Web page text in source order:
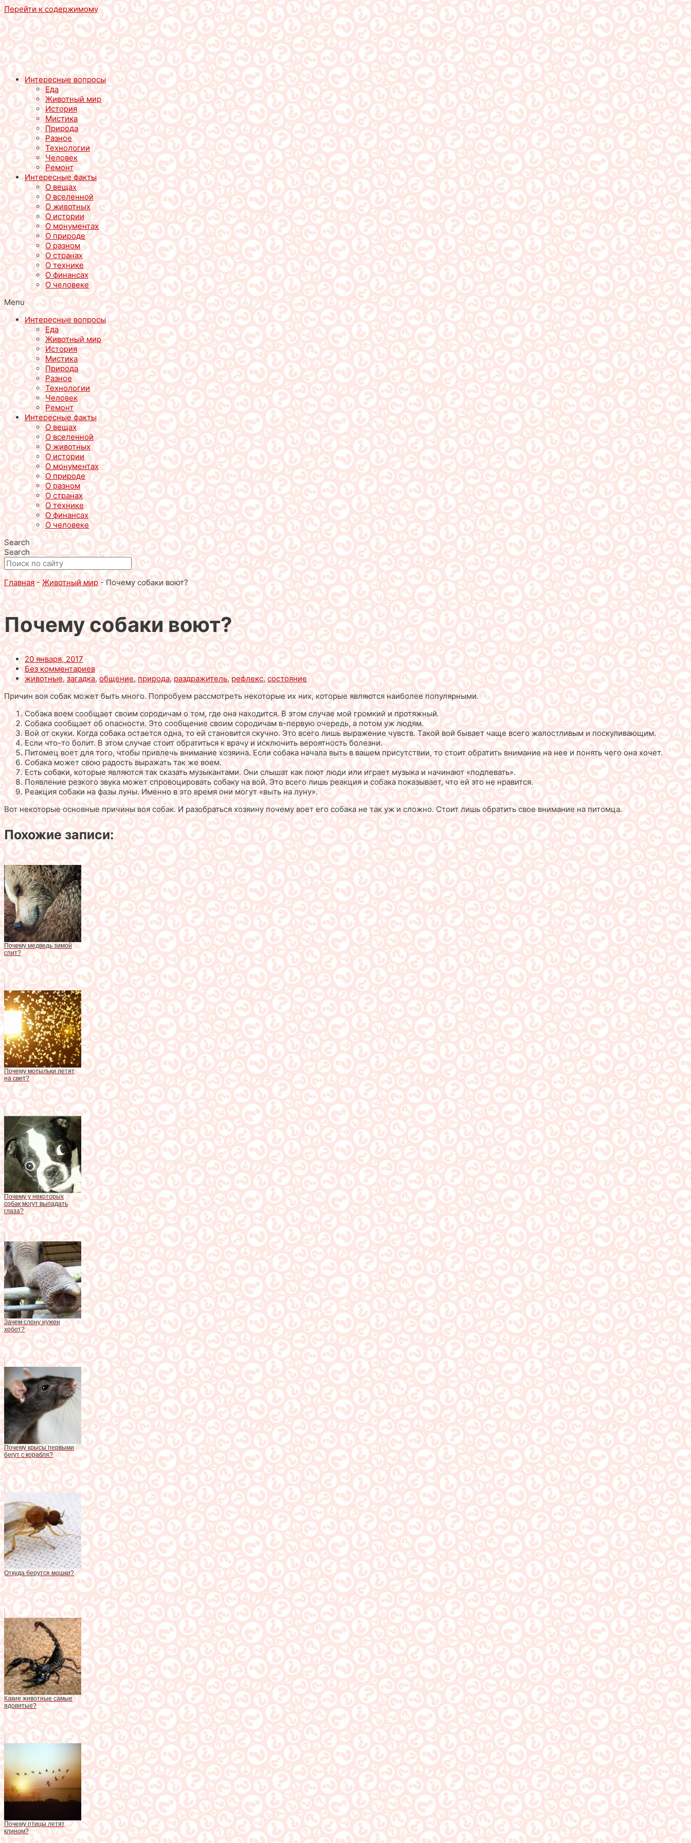
Перейти к содержимому
Интересные вопросы
Еда
Животный мир
История
Мистика
Природа
Разное
Технологии
Человек
Ремонт
Интересные факты
О вещах
О вселенной
О животных
О истории
О монументах
О природе
О разном
О странах
О технике
О финансах
О человеке
Menu
Интересные вопросы
Еда
Животный мир
История
Мистика
Природа
Разное
Технологии
Человек
Ремонт
Интересные факты
О вещах
О вселенной
О животных
О истории
О монументах
О природе
О разном
О странах
О технике
О финансах
О человеке
Search
Search
Главная -Животный мир-Почему собаки воют?
Почему собаки воют?
20 января, 2017
Без комментариев
животные, загадка,общение,природа,раздражитель,рефлекс,состояние
Причин воя собак может быть много. Попробуем рассмотреть некоторые их них, которые являются наиболее популярными.
Собака воем сообщает своим сородичам о том, где она находится. В этом случае мой громкий и протяжный.
Собака сообщает об опасности. Это сообщение своим сородичам в-первую очередь, а потом уж людям.
Вой от скуки. Когда собака остается одна, то ей становится скучно. Это всего лишь выражение чувств. Такой вой бывает чаще всего жалостливым и поскуливающим.
Если что-то болит. В этом случае стоит обратиться к врачу и исключить вероятность болезни.
Питомец воет для того, чтобы привлечь внимание хозяина. Если собака начала выть в вашем присутствии, то стоит обратить внимание на нее и понять чего она хочет.
Собака может свою радость выражать так же воем.
Есть собаки, которые являются так сказать музыкантами. Они слышат как поют люди или играет музыка и начинают «подпевать».
Появление резкого звука может спровоцировать собаку на вой. Это всего лишь реакция и собака показывает, что ей это не нравится.
Реакция собаки на фазы луны. Именно в это время они могут «выть на луну».
Вот некоторые основные причины воя собак. И разобраться хозяину почему воет его собака не так уж и сложно. Стоит лишь обратить свое внимание на питомца.
Похожие записи:
Почему медведь зимой
спит?
Почему мотыльки летят
на свет?
Почему у некоторых
собак могут выпадать
глаза?
Зачем слону нужен
хобот?
Почему крысы первыми
бегут с корабля?
Откуда берутся мошки?
Какие животные самые
ядовитые?
Почему птицы летят
клином?